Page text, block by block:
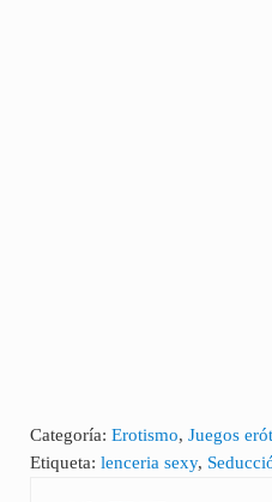
Categoría: Erotismo, Juegos
Etiqueta: lenceria sexy,